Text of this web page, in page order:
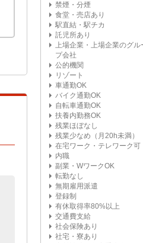
禁煙・分煙
食堂・売店あり
駅直結・駅チカ
託児所あり
上場企業・上場企業のグル
プ会社
公的機関
リゾート
車通勤OK
バイク通勤OK
自転車通勤OK
扶養内勤務OK
残業ほぼなし
残業少なめ（月20h未満）
在宅ワーク・テレワーク可
内職
副業・WワークOK
転勤なし
無期雇用派遣
登録制
有休取得率80%以上
交通費支給
社会保険あり
社宅・寮あり